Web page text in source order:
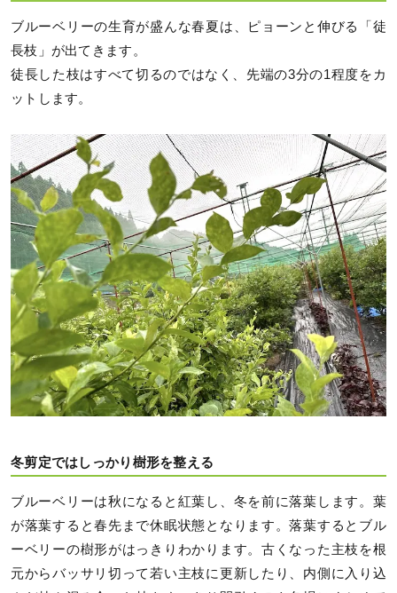
ブルーベリーの生育が盛んな春夏は、ピョーンと伸びる「徒
長枝」が出てきます。
徒長した枝はすべて切るのではなく、先端の3分の1程度をカ
ットします。
冬剪定ではしっかり樹形を整える
ブルーベリーは秋になると紅葉し、冬を前に落葉します。葉
が落葉すると春先まで休眠状態となります。落葉するとブル
ーベリーの樹形がはっきりわかります。古くなった主枝を根
元からバッサリ切って若い主枝に更新したり、内側に入り込